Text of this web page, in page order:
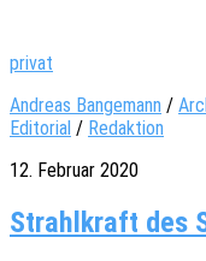
privat
Andreas Bangemann /
Editorial / Redaktion
12. Februar 2020
Strahlkraft des